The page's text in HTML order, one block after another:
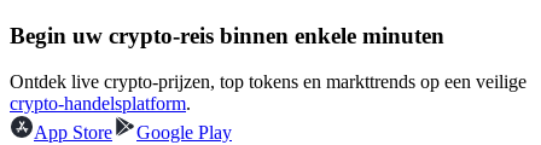
USDC-futures
Begin uw crypto-reis binnen enkele minuten
Ontdek live crypto-prijzen, top tokens en markttrends op een veilige
crypto-handelsplatform.
App Store
Google Play